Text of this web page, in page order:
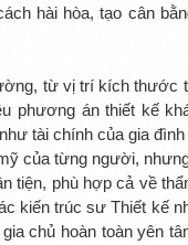
hài hòa, tạo cân
từ vị trí kích thước
phương án thiết kế
tài chính của gia
của từng người,
tiện, phù hợp cả về
kiến trúc sư Thiết kế
chủ hoàn toàn yên